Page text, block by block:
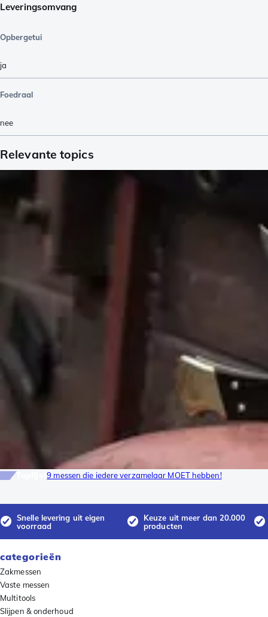
Leveringsomvang
Opbergetui
ja
Foedraal
nee
Relevante topics
Toplijst9 messen die iedere verzamelaar MOET hebben!
Snelle levering uit eigen
voorraad
Keuze uit meer dan 20.000
producten
categorieën
Zakmessen
Vaste messen
Multitools
Slijpen & onderhoud